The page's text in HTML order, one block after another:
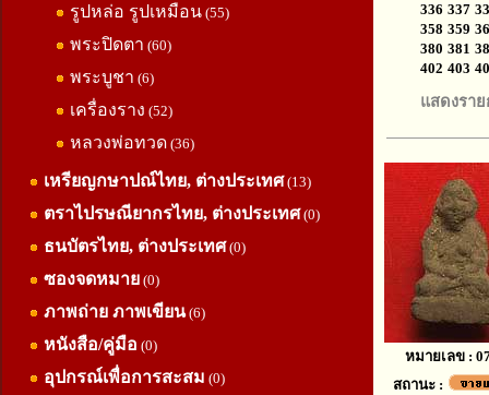
รูปหล่อ รูปเหมือน (55)
พระปิดตา (60)
พระบูชา (6)
เครื่องราง (52)
หลวงพ่อทวด (36)
เหรียญกษาปณ์ไทย, ต่างประเทศ(13)
ตราไปรษณียากรไทย, ต่างประเทศ(0)
ธนบัตรไทย, ต่างประเทศ(0)
ซองจดหมาย (0)
ภาพถ่าย ภาพเขียน(6)
หนังสือ/คู่มือ (0)
อุปกรณ์เพื่อการสะสม (0)
336 337
358 359
380 381
402 403
แสดงรา
หมายเลข :
สถานะ :